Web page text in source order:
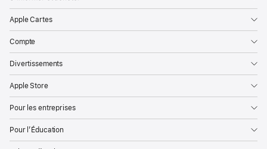
Apple Cartes
Compte
Divertissements
Apple Store
Pour les entreprises
Pour l’Éducation